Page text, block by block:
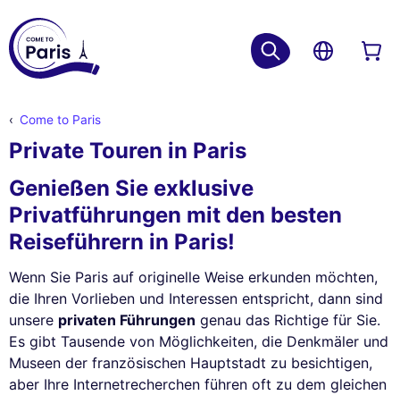
Come to Paris
Private Touren in Paris
Genießen Sie exklusive
Privatführungen mit den besten
Reiseführern in Paris!
Wenn Sie Paris auf originelle Weise erkunden möchten,
die Ihren Vorlieben und Interessen entspricht, dann sind
unsere privaten Führungen genau das Richtige für Sie.
Es gibt Tausende von Möglichkeiten, die Denkmäler und
Museen der französischen Hauptstadt zu besichtigen,
aber Ihre Internetrecherchen führen oft zu dem gleichen